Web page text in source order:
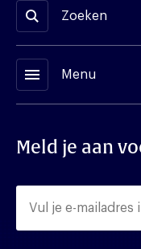
Zoeken
menu Menu
Meld je aan